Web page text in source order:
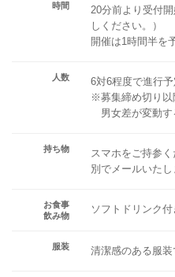
時間
20分前より受付
しください。）
開催は1時間半を
人数
6対6程度で進行予
※募集締め切り以
男女差が変動す
持ち物
スマホをご持参
別でメールいたし
お食事
飲み物
ソフトドリンク付
服装 清潔感のある服装